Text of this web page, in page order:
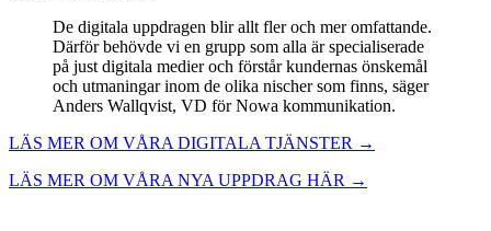
De digitala uppdragen blir allt fler och mer omfattande.
Därför behövde vi en grupp som alla är specialiserade
på just digitala medier och förstår kundernas önskemål
och utmaningar inom de olika nischer som finns, säger
Anders Wallqvist, VD för Nowa kommunikation.
LÄS MER OM VÅRA DIGITALA TJÄNSTER →
LÄS MER OM VÅRA NYA UPPDRAG HÄR →